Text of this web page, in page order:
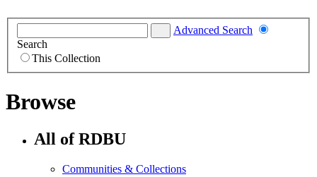
Advanced Search
Search
This Collection
Browse
All of RDBU
Communities & Collections